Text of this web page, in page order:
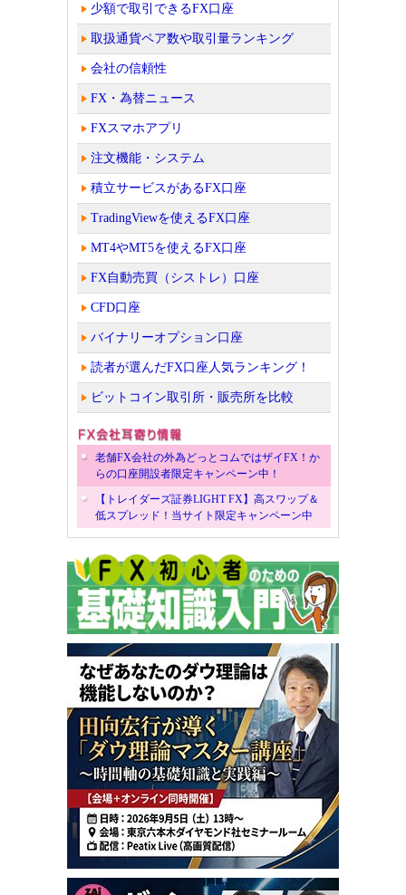
少額で取引できるFX口座
取扱通貨ペア数や取引量ランキング
会社の信頼性
FX・為替ニュース
FXスマホアプリ
注文機能・システム
積立サービスがあるFX口座
TradingViewを使えるFX口座
MT4やMT5を使えるFX口座
FX自動売買（シストレ）口座
CFD口座
バイナリーオプション口座
読者が選んだFX口座人気ランキング！
ビットコイン取引所・販売所を比較
老舗FX会社の外為どっとコムではザイFX！か
らの口座開設者限定キャンペーン中！
【トレイダーズ証券LIGHT FX】高スワップ＆
低スプレッド！当サイト限定キャンペーン中